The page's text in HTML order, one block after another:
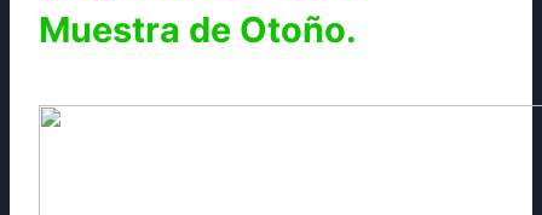
Muestra de Otoño.